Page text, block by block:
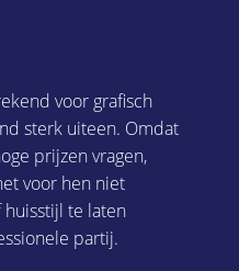
voor grafisch
sterk uiteen. Omdat
prijzen vragen,
voor hen niet
huisstijl te laten
partij.